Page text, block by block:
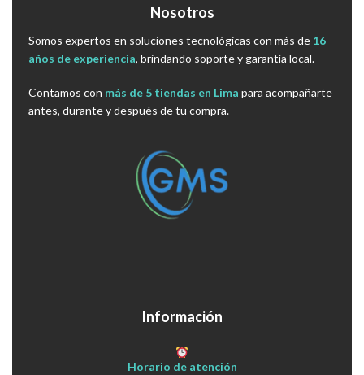
Nosotros
Somos expertos en soluciones tecnológicas con más de 16
años de experiencia, brindando soporte y garantía local.
Contamos con más de 5 tiendas en Lima para acompañarte
antes, durante y después de tu compra.
Información
Horario de atención